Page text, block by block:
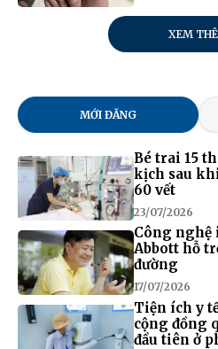
XEM
MỚI ĐĂNG
Bé trai 15
kịch sau
60 vết
23/07/2026
Công nghệ
Abbott hỗ
đường
17/07/2026
Tiện ích y
cộng đồng
đầu tiên ở